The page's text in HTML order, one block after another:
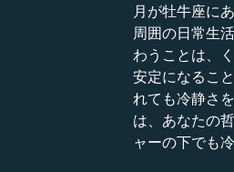
月が牡牛座に
周囲の日常生
わうことは、
安定になるこ
れても冷静さ
は、あなたの
ャーの下でも